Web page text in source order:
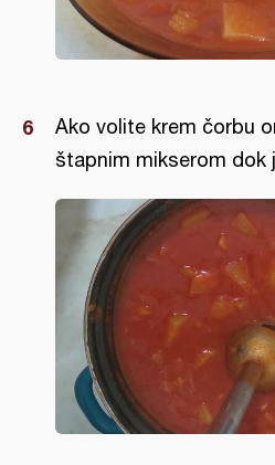
Ako volite krem čorbu
štapnim mikserom dok